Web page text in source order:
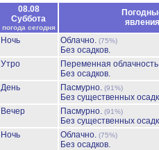
08.08
Суббота
погода сегодня
явления
Ночь
Облачно. (75%)
Без осадков.
Утро
Переменная
Без осадков.
День
Пасмурно. (91%)
Без существенных
Вечер
Пасмурно. (91%)
Без существенных
Ночь
Облачно. (75%)
Без осадков.